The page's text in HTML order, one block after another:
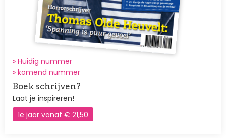
» Huidig nummer
» komend nummer
Boek schrijven?
Laat je inspireren!
1e jaar vanaf € 21,50